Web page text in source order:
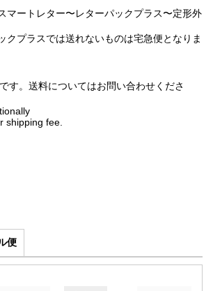
マートレター〜レターパックプラス〜定形外
クプラスでは送れないものは宅急便となりま
す。送料についてはお問い合わせくださ
shipping fee.
便